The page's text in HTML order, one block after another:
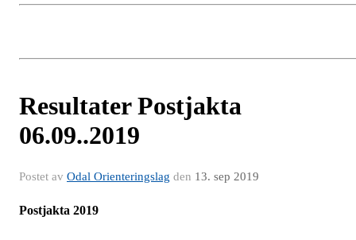
Resultater Postjakta
06.09..2019
Postet av Odal Orienteringslag den 13. sep 2019
Postjakta 2019